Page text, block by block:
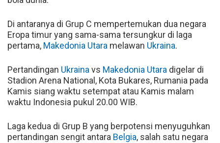
Di antaranya di Grup C mempertemukan dua negara
Eropa timur yang sama-sama tersungkur di laga
pertama, Makedonia Utara melawan Ukraina.
Pertandingan Ukraina vs Makedonia Utara digelar di
Stadion Arena National, Kota Bukares, Rumania pada
Kamis siang waktu setempat atau Kamis malam
waktu Indonesia pukul 20.00 WIB.
Laga kedua di Grup B yang berpotensi menyuguhkan
pertandingan sengit antara Belgia, salah satu negara